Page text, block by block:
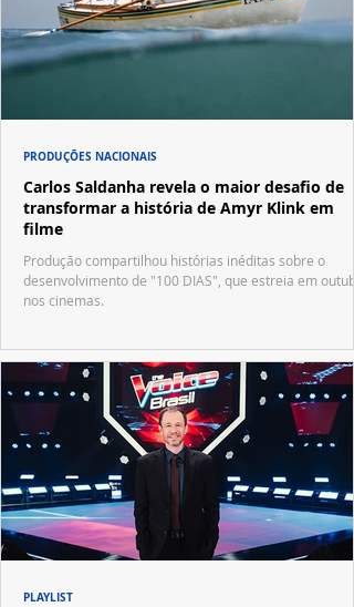
Carlos Saldanha revela o maior desafio de
transformar a história de Amyr Klink em
filme
Produção compartilhou histórias inéditas sobre o
desenvolvimento de "100 DIAS", que estreia em
nos cinemas.
PRODUÇÕES NACIONAIS
PLAYLIST